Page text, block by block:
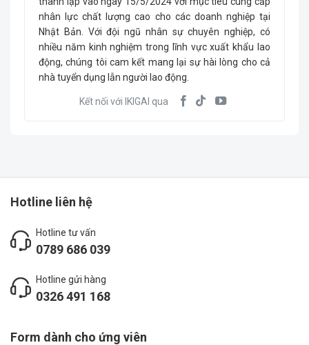
nhân lực chất lượng cao cho các doanh nghiệp tại
Nhật Bản. Với đội ngũ nhân sự chuyên nghiệp, có
nhiều năm kinh nghiệm trong lĩnh vực xuất khẩu lao
động, chúng tôi cam kết mang lại sự hài lòng cho cả
nhà tuyển dụng lẫn người lao động.
Kết nối với IKIGAI qua
Hotline liên hệ
Hotline tư vấn
0789 686 039
Hotline gửi hàng
0326 491 168
Form dành cho ứng viên